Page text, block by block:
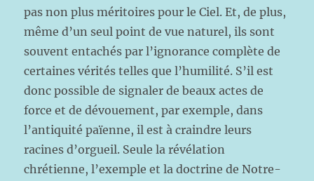
pas non plus méritoires pour le Ciel. Et, de plus,
même d’un seul point de vue naturel, ils sont
souvent entachés par l’ignorance complète de
certaines vérités telles que l’humilité. S’il est
donc possible de signaler de beaux actes de
force et de dévouement, par exemple, dans
l’antiquité païenne, il est à craindre leurs
racines d’orgueil. Seule la révélation
chrétienne, l’exemple et la doctrine de Notre-